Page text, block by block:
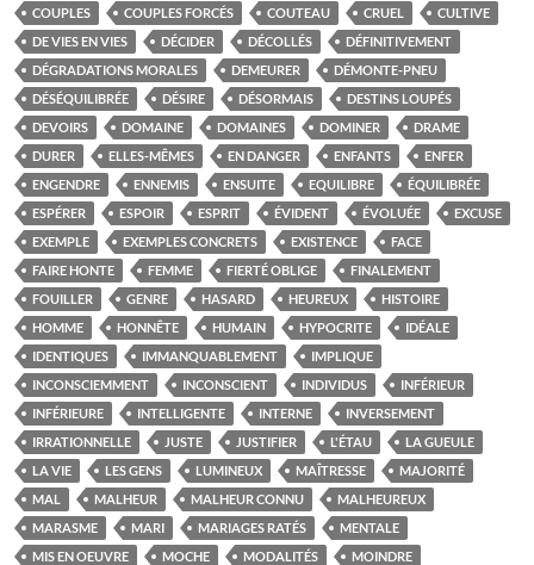
COUPLES COUPLES FORCÉS COUTEAU CRUEL
CULTIVE
DE VIES EN VIES
DÉCIDER DÉCOLLÉS
DÉFINITIVEMENT
DÉGRADATIONS MORALES
DEMEURER
DÉMONTE-PNEU
DÉSÉQUILIBRÉE
DÉSIRE DÉSORMAIS
DESTINS LOUPÉS
DEVOIRS
DOMAINE DOMAINES DOMINER
DRAME
DURER
ELLES-MÊMES EN DANGER ENFANTS
ENFER
ENGENDRE
ENNEMIS ENSUITE EQUILIBRE
ÉQUILIBRÉE
ESPÉRER
ESPOIR ESPRIT ÉVIDENT ÉVOLUÉE
EXCUSE
EXEMPLE
EXEMPLES CONCRETS EXISTENCE
FACE
FAIRE HONTE
FEMME FIERTÉ OBLIGE
FINALEMENT
FOUILLER
GENRE HASARD HEUREUX
HISTOIRE
HOMME
HONNÊTE HUMAIN HYPOCRITE
IDÉALE
IDENTIQUES
IMMANQUABLEMENT
IMPLIQUE
INCONSCIEMMENT
INCONSCIENT INDIVIDUS
INFÉRIEUR
INFÉRIEURE
INTELLIGENTE INTERNE
INVERSEMENT
IRRATIONNELLE
JUSTE JUSTIFIER L'ÉTAU
LA GUEULE
LA VIE
LES GENS LUMINEUX MAÎTRESSE
MAJORITÉ
MAL
MALHEUR MALHEUR CONNU
MALHEUREUX
MARASME
MARI MARIAGES RATÉS
MENTALE
MIS EN OEUVRE
MOCHE MODALITÉS
MOINDRE